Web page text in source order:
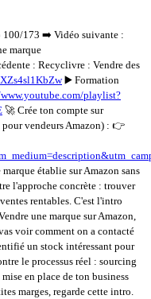
173 ➡️ Vidéo suivante :
marque
: Recyclivre : Vendre des
▶️ Formation
playlist?
🚀 Crée ton compte sur
vendeurs Amazon) : 👉
établie sur Amazon sans
l'approche concrète : trouver
rentables. C'est l'intro
une marque sur Amazon,
voir comment on a contacté
un stock intéressant pour
le processus réel : sourcing
en place de ton business
marges, regarde cette intro.